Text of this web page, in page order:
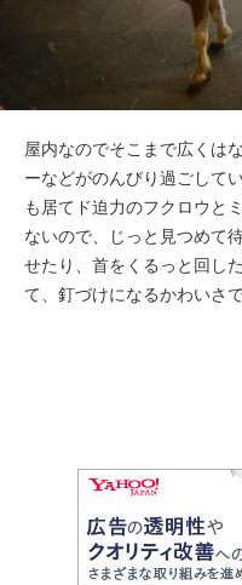
屋内なのでそこまで広くは
ーなどがのんびり過ごして
も居てド迫力のフクロウと
ないので、じっと見つめて
せたり、首をくるっと回し
て、釘づけになるかわいさで